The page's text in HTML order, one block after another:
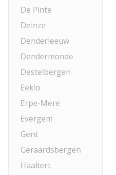
De Pinte
Deinze
Denderleeuw
Dendermonde
Destelbergen
Eeklo
Erpe-Mere
Evergem
Gent
Geraardsbergen
Haaltert